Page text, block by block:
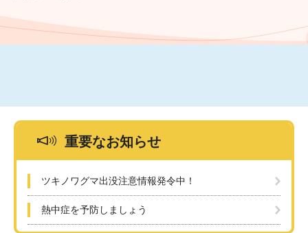
文
重要なお知らせ
ツキノワグマ出没注意情報発令中！
熱中症を予防しましょう